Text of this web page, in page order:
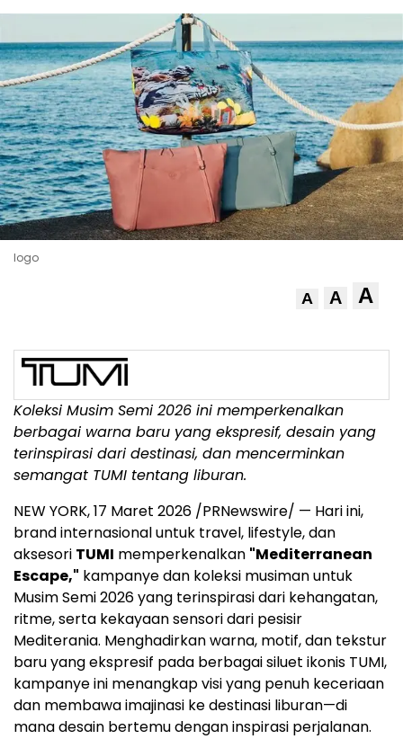
logo
A A A
Koleksi Musim Semi 2026 ini memperkenalkan
berbagai warna baru yang ekspresif, desain yang
terinspirasi dari destinasi, dan mencerminkan
semangat TUMI tentang liburan.
NEW YORK,17 Maret 2026 /PRNewswire/ — Hari ini,
brand internasional untuk travel, lifestyle, dan
aksesori TUMI memperkenalkan "Mediterranean
Escape," kampanye dan koleksi musiman untuk
Musim Semi 2026 yang terinspirasi dari kehangatan,
ritme, serta kekayaan sensori dari pesisir
Mediterania. Menghadirkan warna, motif, dan tekstur
baru yang ekspresif pada berbagai siluet ikonis TUMI,
kampanye ini menangkap visi yang penuh keceriaan
dan membawa imajinasi ke destinasi liburan—di
mana desain bertemu dengan inspirasi perjalanan.